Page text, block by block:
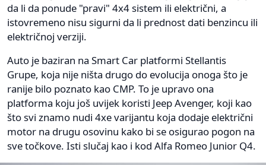
da li da ponude "pravi" 4x4 sistem ili električni, a
istovremeno nisu sigurni da li prednost dati benzincu ili
električnoj verziji.
Auto je baziran na Smart Car platformi Stellantis
Grupe, koja nije ništa drugo do evolucija onoga što je
ranije bilo poznato kao CMP. To je upravo ona
platforma koju još uvijek koristi Jeep Avenger, koji kao
što svi znamo nudi 4xe varijantu koja dodaje električni
motor na drugu osovinu kako bi se osigurao pogon na
sve točkove. Isti slučaj kao i kod Alfa Romeo Junior Q4.